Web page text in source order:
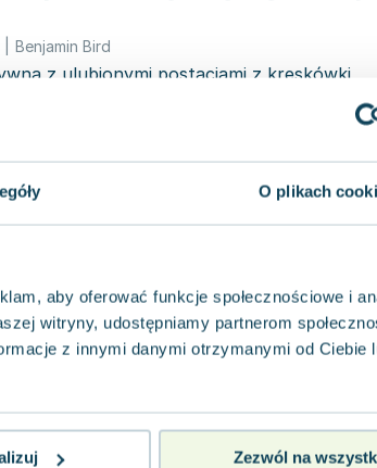
O plikach
aby oferować funkcje społecznościowe i
witryny, udostępniamy partnerom
z innymi danymi otrzymanymi od Ciebie
Zezwól na
Benjamin Bird
z ulubionymi postaciami z kreskówki,
oferuje pełen przygód pościg, podczas
ukraińska)
| Benjamin Bird,Чарльз Шнайдер,Charles Carney
przygodzie, pełnej magicznych zaklęć i
stają do zaciętej rywalizacji! Ta